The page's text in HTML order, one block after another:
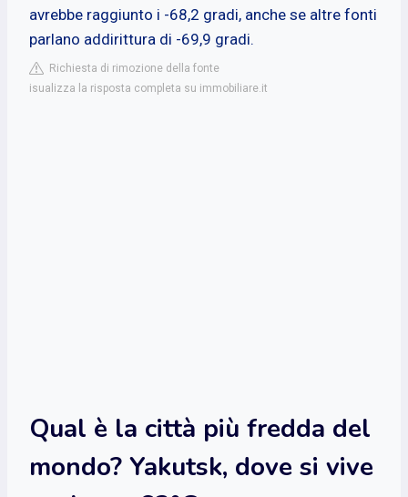
avrebbe raggiunto i -68,2 gradi, anche se altre fonti
parlano addirittura di -69,9 gradi.
Richiesta di rimozione della fonte
isualizza la risposta completa su immobiliare.it
Qual è la città più fredda del
mondo? Yakutsk, dove si vive